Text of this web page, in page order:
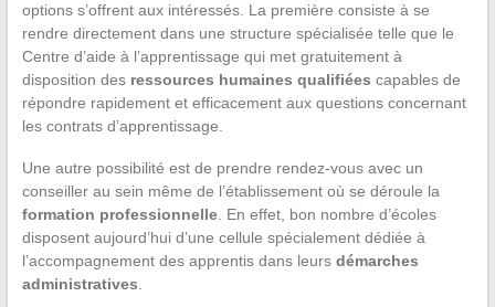
options s’offrent aux intéressés. La première consiste à se
rendre directement dans une structure spécialisée telle que le
Centre d’aide à l’apprentissage qui met gratuitement à
disposition des ressources humaines qualifiées capables de
répondre rapidement et efficacement aux questions concernant
les contrats d’apprentissage.
Une autre possibilité est de prendre rendez-vous avec un
conseiller au sein même de l’établissement où se déroule la
formation professionnelle. En effet, bon nombre d’écoles
disposent aujourd’hui d’une cellule spécialement dédiée à
l’accompagnement des apprentis dans leurs démarches
administratives